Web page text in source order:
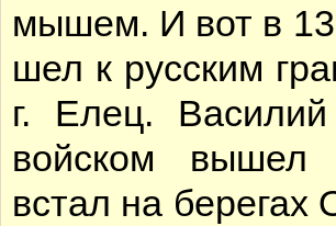
мы­шем. И вот в
шел к рус­ским
г. Елец.
вой­ском
встал на